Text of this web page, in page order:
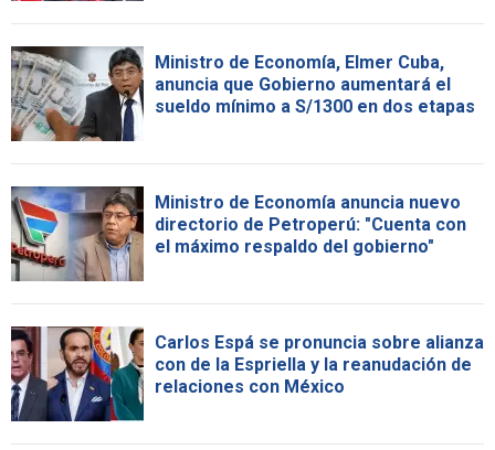
Ministro de Economía, Elmer Cuba,
anuncia que Gobierno aumentará el
sueldo mínimo a S/1300 en dos etapas
Ministro de Economía anuncia nuevo
directorio de Petroperú: "Cuenta con
el máximo respaldo del gobierno"
Carlos Espá se pronuncia sobre alianza
con de la Espriella y la reanudación de
relaciones con México